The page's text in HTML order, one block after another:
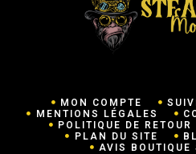
MON COMPTE
MENTIONS LÉGALES
POLITIQUE DE RETOUR
PLAN DU SITE
AVIS BOUTIQUE